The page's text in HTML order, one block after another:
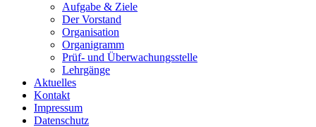
Aufgabe & Ziele
Der Vorstand
Organisation
Organigramm
Prüf- und Überwachungsstelle
Lehrgänge
Aktuelles
Kontakt
Impressum
Datenschutz